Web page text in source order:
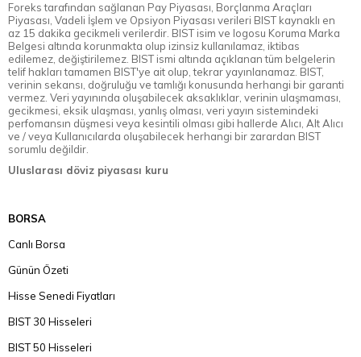
Foreks tarafından sağlanan Pay Piyasası, Borçlanma Araçları
Piyasası, Vadeli İşlem ve Opsiyon Piyasası verileri BIST kaynaklı en
az 15 dakika gecikmeli verilerdir. BIST isim ve logosu Koruma Marka
Belgesi altında korunmakta olup izinsiz kullanılamaz, iktibas
edilemez, değiştirilemez. BIST ismi altında açıklanan tüm belgelerin
telif hakları tamamen BIST'ye ait olup, tekrar yayınlanamaz. BIST,
verinin sekansı, doğruluğu ve tamlığı konusunda herhangi bir garanti
vermez. Veri yayınında oluşabilecek aksaklıklar, verinin ulaşmaması,
gecikmesi, eksik ulaşması, yanlış olması, veri yayın sistemindeki
perfomansın düşmesi veya kesintili olması gibi hallerde Alıcı, Alt Alıcı
ve / veya Kullanıcılarda oluşabilecek herhangi bir zarardan BIST
sorumlu değildir.
Uluslarası döviz piyasası kuru
BORSA
Canlı Borsa
Günün Özeti
Hisse Senedi Fiyatları
BIST 30 Hisseleri
BIST 50 Hisseleri